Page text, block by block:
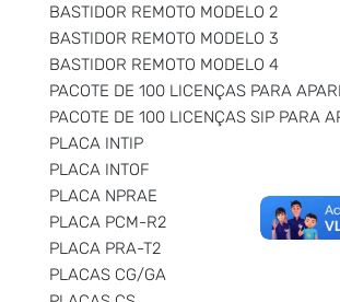
BASTIDOR REMOTO MODELO 2
BASTIDOR REMOTO MODELO 3
BASTIDOR REMOTO MODELO 4
PACOTE DE 100 LICENÇAS PARA
PACOTE DE 100 LICENÇAS SIP PARA
PLACA INTIP
PLACA INTOF
PLACA NPRAE
PLACA PCM-R2
PLACA PRA-T2
PLACAS CG/GA